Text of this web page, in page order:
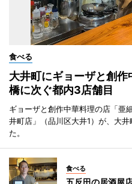
食べる
大井町にギョーザと創
橋に次ぐ都内3店舗目
ギョーザと創作中華料理の店「亜
井町店」（品川区大井1）が、大
た。
食べる